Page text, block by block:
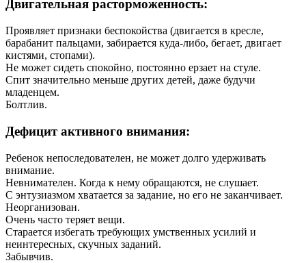
Двигательная расторможенность:
Проявляет признаки беспокойства (двигается в кресле,
барабанит пальцами, забирается куда-либо, бегает, двигает
кистями, стопами).
Не может сидеть спокойно, постоянно ерзает на стуле.
Спит значительно меньше других детей, даже будучи
младенцем.
Болтлив.
Дефицит активного внимания:
Ребенок непоследователен, не может долго удерживать
внимание.
Невнимателен. Когда к нему обращаются, не слушает.
С энтузиазмом хватается за задание, но его не заканчивает.
Неорганизован.
Очень часто теряет вещи.
Старается избегать требующих умственных усилий и
неинтересных, скучных заданий.
Забывчив.